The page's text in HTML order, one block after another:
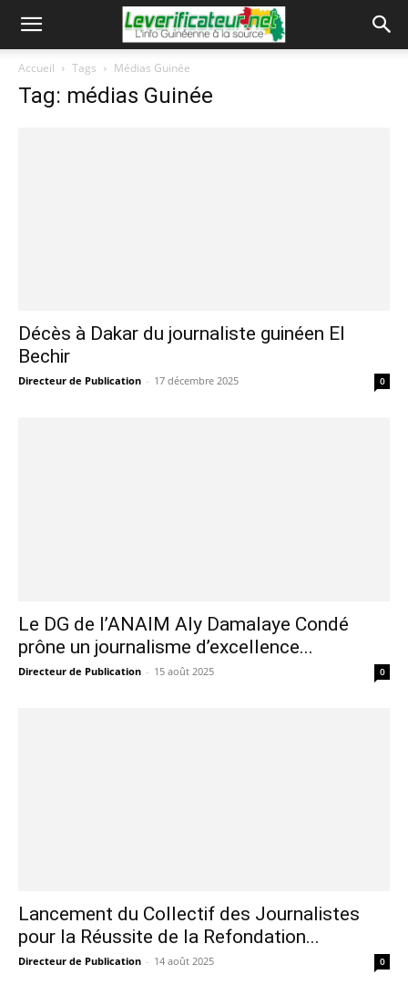
Accueil Tags Médias Guinée
Tag: médias Guinée
Décès à Dakar du journaliste guinéen El
Bechir
Directeur de Publication - 17 décembre 2025 0
Le DG de l’ANAIM Aly Damalaye Condé
prône un journalisme d’excellence...
Directeur de Publication - 15 août 2025 0
Lancement du Collectif des Journalistes
pour la Réussite de la Refondation...
Directeur de Publication - 14 août 2025 0